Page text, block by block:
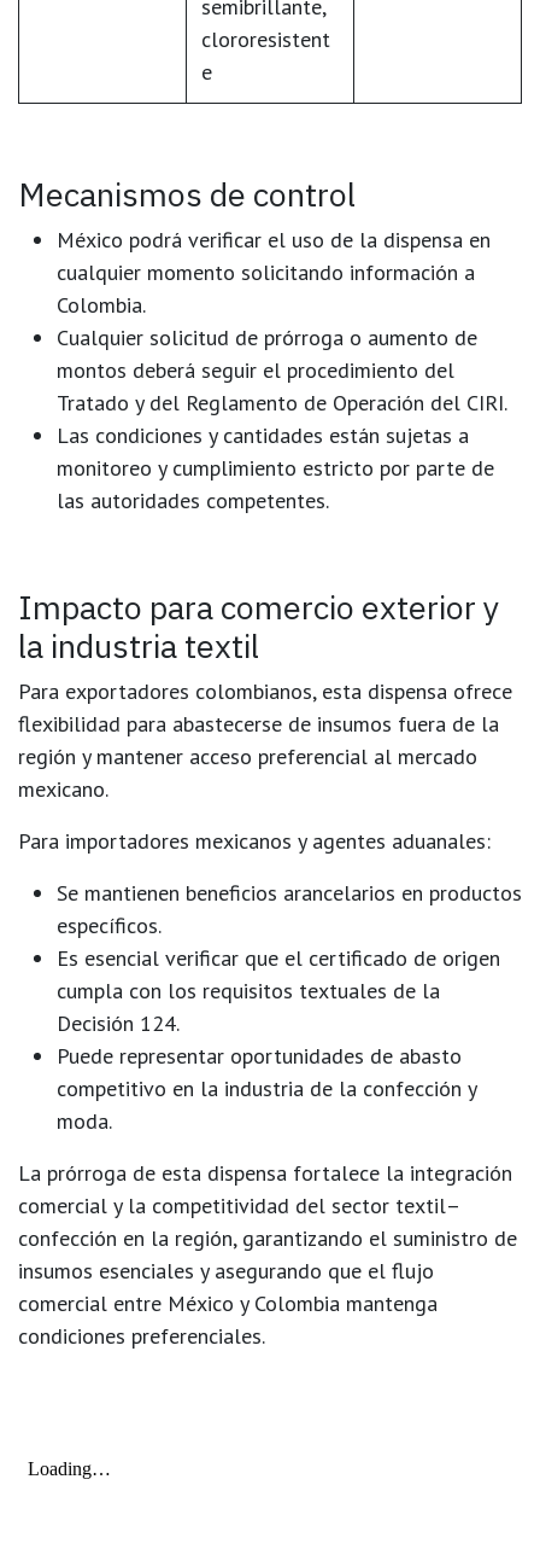
semibrillante,
clororesistent
e
Mecanismos de control
México podrá verificar el uso de la dispensa en
cualquier momento solicitando información a
Colombia.
Cualquier solicitud de prórroga o aumento de
montos deberá seguir el procedimiento del
Tratado y del Reglamento de Operación del CIRI.
Las condiciones y cantidades están sujetas a
monitoreo y cumplimiento estricto por parte de
las autoridades competentes.
Impacto para comercio exterior y
la industria textil
Para exportadores colombianos, esta dispensa ofrece
flexibilidad para abastecerse de insumos fuera de la
región y mantener acceso preferencial al mercado
mexicano.
Para importadores mexicanos y agentes aduanales:
Se mantienen beneficios arancelarios en productos
específicos.
Es esencial verificar que el certificado de origen
cumpla con los requisitos textuales de la
Decisión 124.
Puede representar oportunidades de abasto
competitivo en la industria de la confección y
moda.
La prórroga de esta dispensa fortalece la integración
comercial y la competitividad del sector textil–
confección en la región, garantizando el suministro de
insumos esenciales y asegurando que el flujo
comercial entre México y Colombia mantenga
condiciones preferenciales.